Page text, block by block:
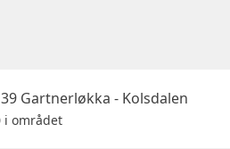
Gartnerløkka - Kolsdalen
i området